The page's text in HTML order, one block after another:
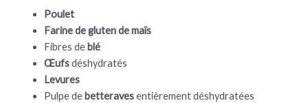
Poulet
Farine de gluten de maïs
Fibres de blé
Œufsdéshydratés
Levures
Pulpe de betteravesentièrement déshydratées